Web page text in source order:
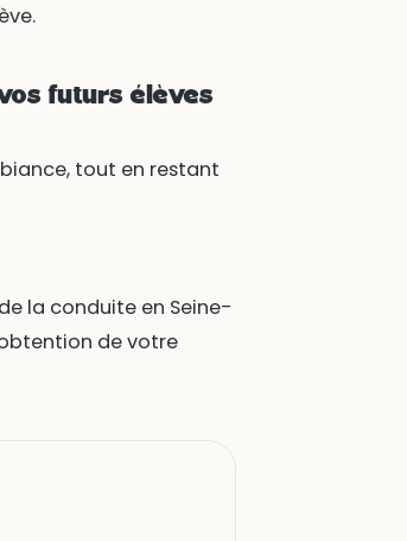
futurs élèves
tout en restant
la conduite en Seine-
de votre